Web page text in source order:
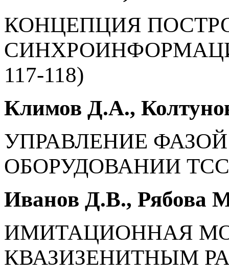
КОНЦЕПЦИЯ
117-118)
Климов Д.А.,
УПРАВЛЕНИЕ
ОБОРУДОВАНИИ ТСС
Иванов Д.В., Рябова
ИМИТАЦИОННАЯ
КВАЗИЗЕНИТНЫМ